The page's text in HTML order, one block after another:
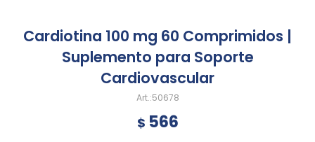
Cardiotina 100 mg 60 Comprimidos |
Suplemento para Soporte
Cardiovascular
50678
$ 566